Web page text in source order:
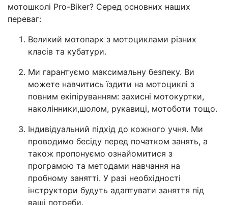
мотошколі Pro-Biker? Серед основних наших
переваг:
Великий мотопарк з мотоциклами різних
класів та кубатури.
Ми гарантуємо максимальну безпеку. Ви
можете навчитись їздити на мотоциклі з
повним екіпіруванням: захисні мотокуртки,
наколінники,шолом, рукавиці, мотоботи тощо.
Індивідуальний підхід до кожного учня. Ми
проводимо бесіду перед початком занять, а
також пропонуємо ознайомитися з
програмою та методами навчання на
пробному занятті. У разі необхідності
інструктори будуть адаптувати заняття під
ваші потреби.